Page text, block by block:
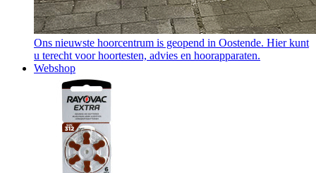
Ons nieuwste hoorcentrum is geopend in Oostende. Hier kunt
u terecht voor hoortesten, advies en hoorapparaten.
Webshop